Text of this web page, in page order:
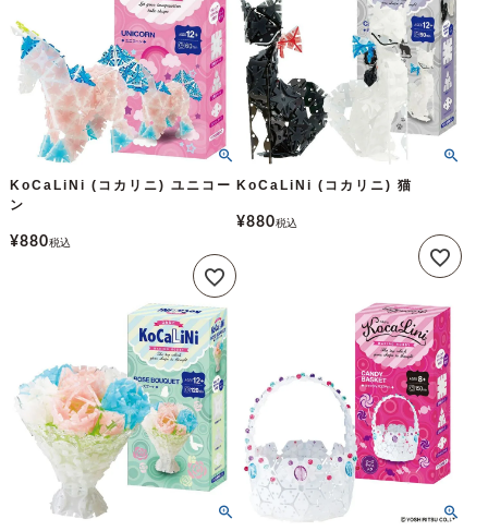
KoCaLiNi (コカリニ) ユニコー
ン
¥880税込
KoCaLiNi (コカリニ) 猫
¥880税込